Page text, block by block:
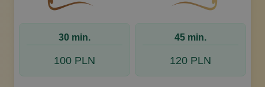
30 min.
100 PLN
45 min.
120 PLN